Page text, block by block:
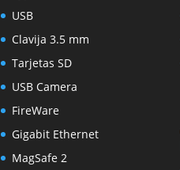
USB
Clavija 3.5 mm
Tarjetas SD
USB Camera
FireWare
Gigabit Ethernet
MagSafe 2